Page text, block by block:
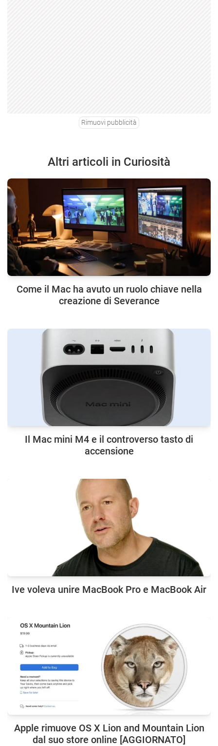
Rimuovi pubblicità
Altri articoli in Curiosità
Come il Mac ha avuto un ruolo chiave nella
creazione di Severance
Il Mac mini M4 e il controverso tasto di
accensione
Ive voleva unire MacBook Pro e MacBook Air
Apple rimuove OS X Lion and Mountain Lion
dal suo store online [AGGIORNATO]